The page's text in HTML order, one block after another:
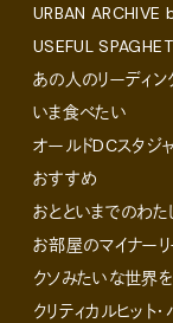
URBAN
USEFUL
あの人のリーディン
いま食べたい
オールドDCスタジ
おすすめ
おとといまでのわ
お部屋のマイナー
クソみたいな世界
クリティカルヒット